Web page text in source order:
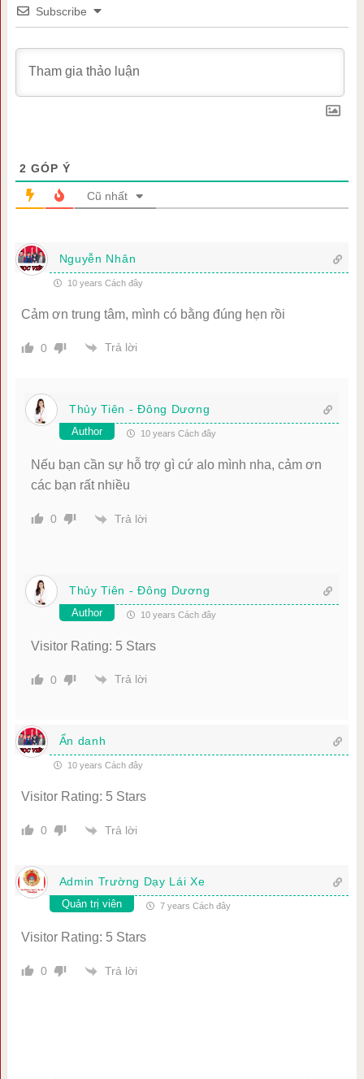
Subscribe
2 GÓP Ý
Cũ nhất
Nguyễn Nhân
10 years Cách đây
Cảm ơn trung tâm, mình có bằng đúng hẹn rồi
0 Trả lời
Thủy Tiên - Đông Dương
Author 10 years Cách đây
Nếu bạn cần sự hỗ trợ gì cứ alo mình nha, cảm ơn
các bạn rất nhiều
0 Trả lời
Thủy Tiên - Đông Dương
Author 10 years Cách đây
Visitor Rating: 5 Stars
0 Trả lời
Ẩn danh
10 years Cách đây
Visitor Rating: 5 Stars
0 Trả lời
Admin Trường Dạy Lái Xe
Quản trị viên 7 years Cách đây
Visitor Rating: 5 Stars
0 Trả lời